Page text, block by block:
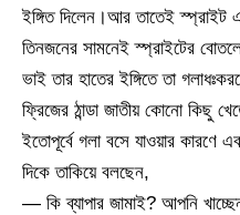
ইঙ্গিত দিলেন।আর তাতেই স্প্রাইট
তিনজনের সামনেই স্প্রাইটের
ভাই তার হাতের ইঙ্গিতে তা
ফ্রিজের ঠান্ডা জাতীয় কোনো কিছু
ইতোপূর্বে গলা বসে যাওয়ার কারণে
দিকে তাকিয়ে বলছেন,
— কি ব্যাপার জামাই? আপনি